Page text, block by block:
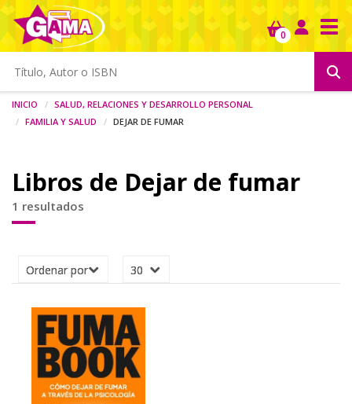
0
Inicio
Salud, relaciones y desarrollo personal
Familia y salud
Dejar de fumar
Libros de Dejar de fumar
1 resultados